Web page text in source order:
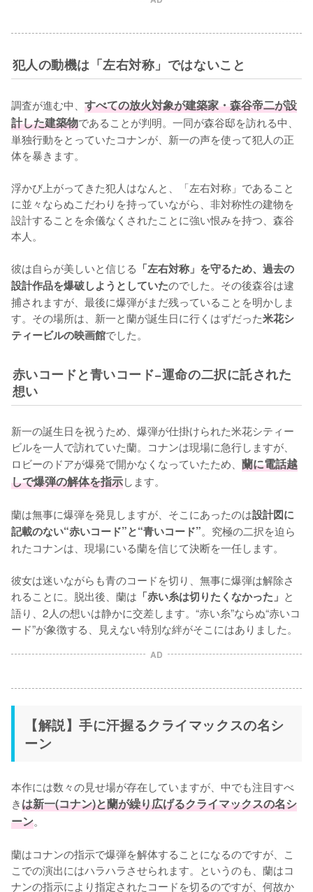
犯人の動機は「左右対称」ではないこと
調査が進む中、 すべての放火対象が建築家・森谷帝二が設
計した建築物であることが判明。一同が森谷邸を訪れる中、
単独行動をとっていたコナンが、新一の声を使って犯人の正
体を暴きます。
浮かび上がってきた犯人はなんと、「左右対称」であること
に並々ならぬこだわりを持っていながら、非対称性の建物を
設計することを余儀なくされたことに強い恨みを持つ、森谷
本人。
彼は自らが美しいと信じる 「左右対称」を守るため、過去の
設計作品を爆破しようとしていたのでした。その後森谷は逮
捕されますが、最後に爆弾がまだ残っていることを明かしま
す。その場所は、新一と蘭が誕生日に行くはずだった米花シ
ティービルの映画館でした。
赤いコードと青いコード−運命の二択に託された
想い
新一の誕生日を祝うため、爆弾が仕掛けられた米花シティー
ビルを一人で訪れていた蘭。コナンは現場に急行しますが、
ロビーのドアが爆発で開かなくなっていたため、 蘭に電話越
しで爆弾の解体を指示します。
蘭は無事に爆弾を発見しますが、そこにあったのは設計図に
記載のない“赤いコード”と“青いコード”。究極の二択を迫ら
れたコナンは、現場にいる蘭を信じて決断を一任します。
彼女は迷いながらも青のコードを切り、無事に爆弾は解除さ
れることに。脱出後、蘭は 「赤い糸は切りたくなかった」 と
語り、2人の想いは静かに交差します。“赤い糸”ならぬ“赤いコ
ード”が象徴する、見えない特別な絆がそこにはありました。
AD
【解説】手に汗握るクライマックスの名シ
ーン
本作には数々の見せ場が存在していますが、中でも注目すべ
きは新一(コナン)と蘭が繰り広げるクライマックスの名シ
ーン。
蘭はコナンの指示で爆弾を解体することになるのですが、こ
こでの演出にはハラハラさせられます。というのも、蘭はコ
ナンの指示により指定されたコードを切るのですが、何故か